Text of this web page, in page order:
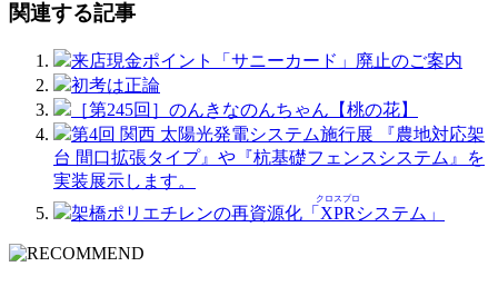
関連する記事
来店現金ポイント「サニーカード」廃止のご案内
初考は正論
［第245回］のんきなのんちゃん【桃の花】
第4回 関西 太陽光発電システム施行展 『農地対応架
台 間口拡張タイプ』や『杭基礎フェンスシステム』を
実装展示します。
架橋ポリエチレンの再資源化「 XPR
クロスプロ
システム」